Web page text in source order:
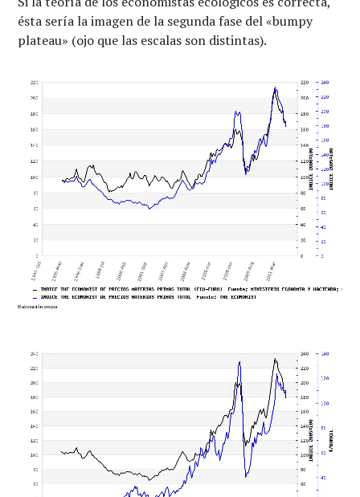
ésta sería la imagen de la segunda fase del «bumpy
plateau» (ojo que las escalas son distintas).